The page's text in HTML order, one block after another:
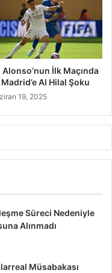
Alonso’nun İlk Maçında
Madrid’e Al Hilal Şoku
19, 2025
Süreci Nedeniyle
Alınmadı
Müsabakası